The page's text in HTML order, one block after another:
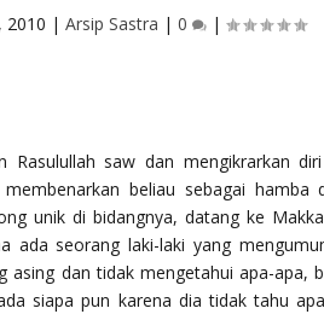
2010 | Arsip Sastra | 0 |
Rasulullah saw dan mengikrarkan
beliau sebagai hamba
unik di bidangnya, datang ke
ada seorang laki-laki yang
asing dan tidak mengetahui apa-apa,
siapa pun karena dia tidak tahu